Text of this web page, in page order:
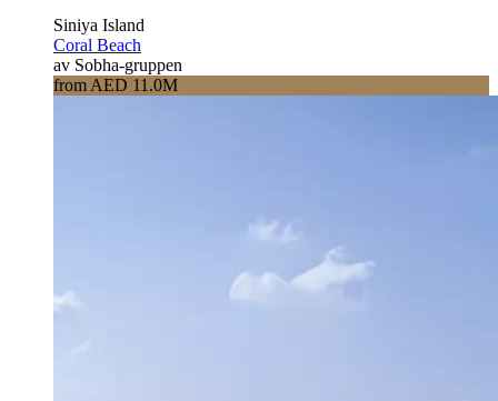
Siniya Island
Coral Beach
av Sobha-gruppen
from AED 11.0M